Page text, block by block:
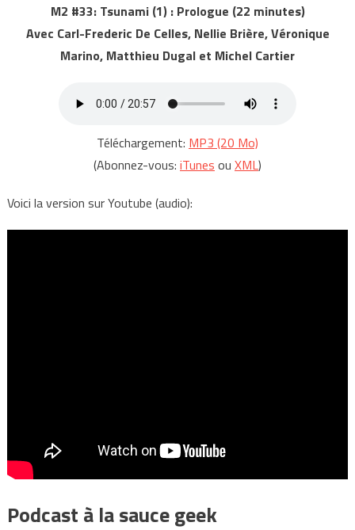
M2 #33: Tsunami (1) : Prologue (22 minutes)
Avec Carl-Frederic De Celles, Nellie Brière, Véronique
Marino, Matthieu Dugal et Michel Cartier
Téléchargement: MP3 (20 Mo)
(Abonnez-vous: iTunes ou XML)
Voici la version sur Youtube (audio):
Podcast à la sauce geek